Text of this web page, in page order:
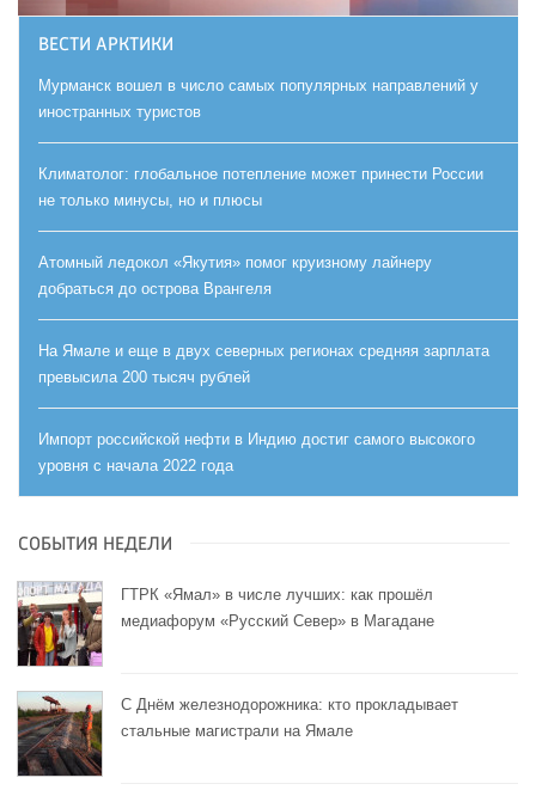
ВЕСТИ АРКТИКИ
Мурманск вошел в число самых популярных направлений у
иностранных туристов
Климатолог: глобальное потепление может принести России
не только минусы, но и плюсы
Атомный ледокол «Якутия» помог круизному лайнеру
добраться до острова Врангеля
На Ямале и еще в двух северных регионах средняя зарплата
превысила 200 тысяч рублей
Импорт российской нефти в Индию достиг самого высокого
уровня с начала 2022 года
СОБЫТИЯ НЕДЕЛИ
ГТРК «Ямал» в числе лучших: как прошёл
медиафорум «Русский Север» в Магадане
С Днём железнодорожника: кто прокладывает
стальные магистрали на Ямале